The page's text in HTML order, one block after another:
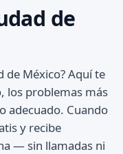
de
de México? Aquí te
los problemas más
adecuado. Cuando
y recibe
— sin llamadas ni